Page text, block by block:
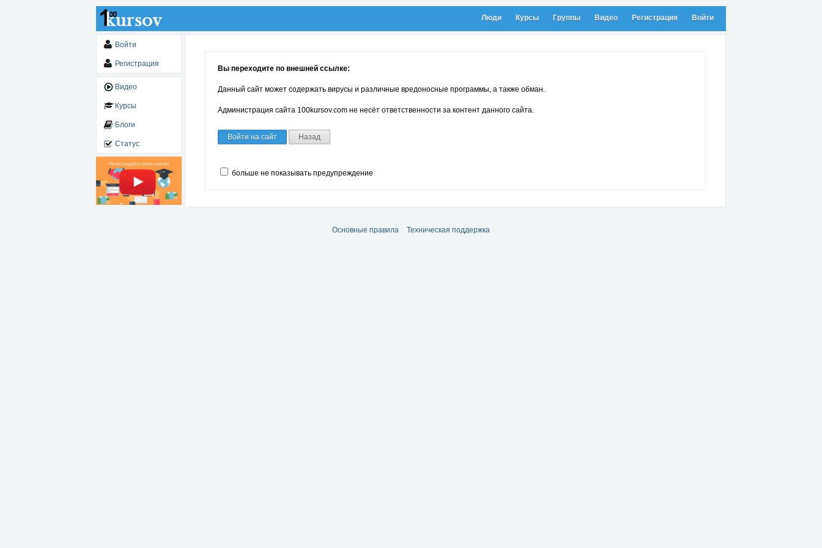
Люди Курсы Группы Видео Регистрация Войти
Войти
Регистрация
Видео
Курсы
Блоги
Статус
Вы переходите по внешней ссылке:
Данный сайт может содержать вирусы и различные вредоносные программы, а также обман.
Администрация сайта 100kursov.com не несёт ответственности за контент данного сайта.
Войти на сайт Назад
больше не показывать предупреждение
Основные правила Техническая поддержка